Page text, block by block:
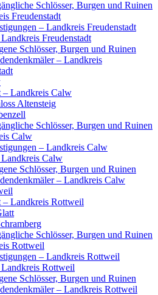
Schlösser, Burgen und Ruinen
Freudenstadt
– Landkreis Freudenstadt
Freudenstadt
Schlösser, Burgen und Ruinen
– Landkreis
– Landkreis Calw
Altensteig
Schlösser, Burgen und Ruinen
Calw
– Landkreis Calw
Calw
Schlösser, Burgen und Ruinen
– Landkreis Calw
– Landkreis Rottweil
Schlösser, Burgen und Ruinen
Rottweil
– Landkreis Rottweil
Rottweil
Schlösser, Burgen und Ruinen
– Landkreis Rottweil